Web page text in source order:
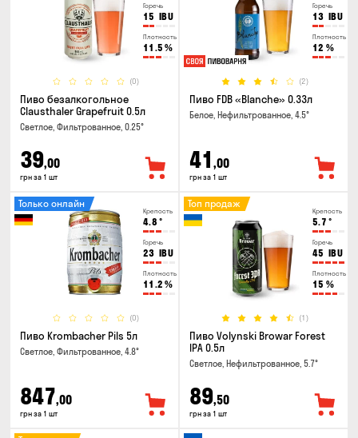
Горечь
15 IBU
Плотность
11.5 %
(0)
Пиво безалкогольное
Clausthaler Grapefruit 0.5л
Светлое, Фильтрованное, 0.25°
39,00
грн за 1 шт
Горечь
13 IBU
Плотность
12 %
(2)
Пиво FDB «Blanche» 0.33л
Белое, Нефильтрованное, 4.5°
41 ,00
грн за 1 шт
Крепость
4.8 °
Горечь
23 IBU
Плотность
11.2 %
(0)
Только онлайн
Пиво Krombacher Pils 5л
Светлое, Фильтрованное, 4.8°
847,00
грн за 1 шт
Крепость
5.7 °
Горечь
45 IBU
Плотность
15 %
(1)
Топ продаж
Пиво Volynski Browar Forest
IPA 0.5л
Светлое, Нефильтрованное, 5.7°
89,50
грн за 1 шт